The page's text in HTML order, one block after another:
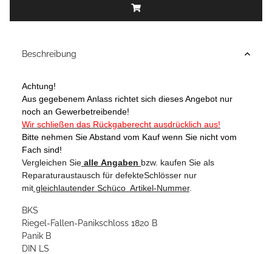
Beschreibung
Achtung!
Aus gegebenem Anlass richtet sich dieses Angebot nur
noch an Gewerbetreibende!
Wir schließen das Rückgaberecht ausdrücklich aus!
Bitte nehmen Sie Abstand vom Kauf wenn Sie nicht vom
Fach sind!
Vergleichen Sie alle Angaben bzw. kaufen Sie als
Reparaturaustausch für defekteSchlösser nur
mit gleichlautender Schüco Artikel-Nummer.
BKS
Riegel-Fallen-Panikschloss 1820 B
Panik B
DIN LS